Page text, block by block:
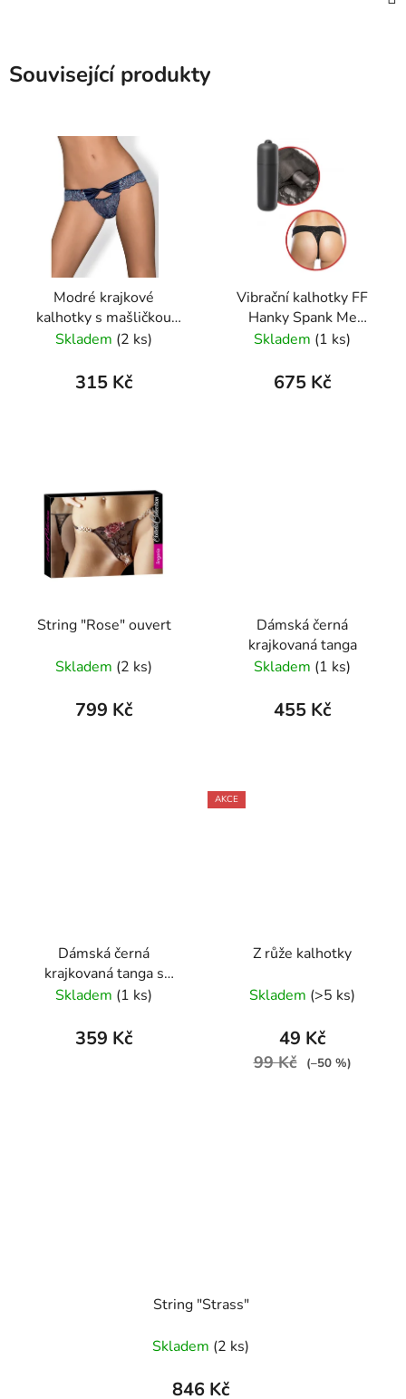
Související produkty
Modré krajkové
kalhotky s mašličkou
Obsessive Panties
Skladem (2 ks)
315 Kč
Vibrační kalhotky FF
Hanky Spank Me
Vibrating Panty
Skladem (1 ks)
675 Kč
String "Rose" ouvert
Skladem (2 ks)
799 Kč
Dámská černá
krajkovaná tanga
Skladem (1 ks)
455 Kč
Dámská černá
krajkovaná tanga s
dráždivými perličkami v
Skladem (1 ks)
359 Kč
AKCE
Z růže kalhotky
Skladem (>5 ks)
49 Kč
99 Kč (–50 %)
String "Strass"
Skladem (2 ks)
846 Kč